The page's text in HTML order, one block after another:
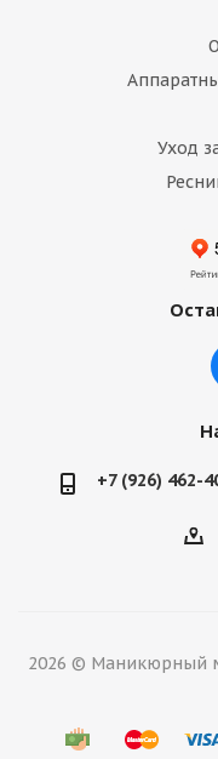
Уход
+7 (926) 462-
2026 © Маникюрный